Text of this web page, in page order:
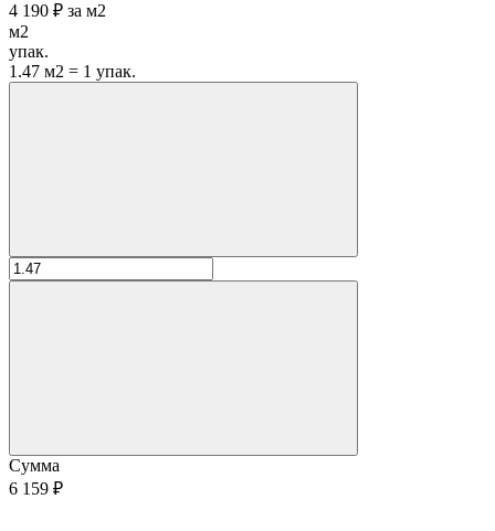
4 190 ₽ за м2
м2
упак.
1.47 м2 = 1 упак.
Сумма
6 159 ₽